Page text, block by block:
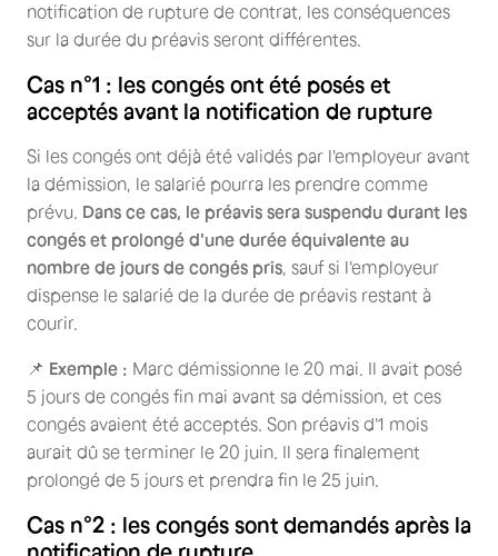
notification de rupture de contrat, les conséquences
sur la durée du préavis seront différentes.
Cas n°1 : les congés ont été posés et
acceptés avant la notification de rupture
Si les congés ont déjà été validés par l'employeur avant
la démission, le salarié pourra les prendre comme
prévu. Dans ce cas, le préavis sera suspendu durant les
congés et prolongé d'une durée équivalente au
nombre de jours de congés pris , sauf si l'employeur
dispense le salarié de la durée de préavis restant à
courir.
📌 Exemple : Marc démissionne le 20 mai. Il avait posé
5 jours de congés fin mai avant sa démission, et ces
congés avaient été acceptés. Son préavis d'1 mois
aurait dû se terminer le 20 juin. Il sera finalement
prolongé de 5 jours et prendra fin le 25 juin.
Cas n°2 : les congés sont demandés après la